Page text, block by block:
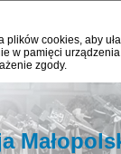
plików cookies, aby
w pamięci
zgody.